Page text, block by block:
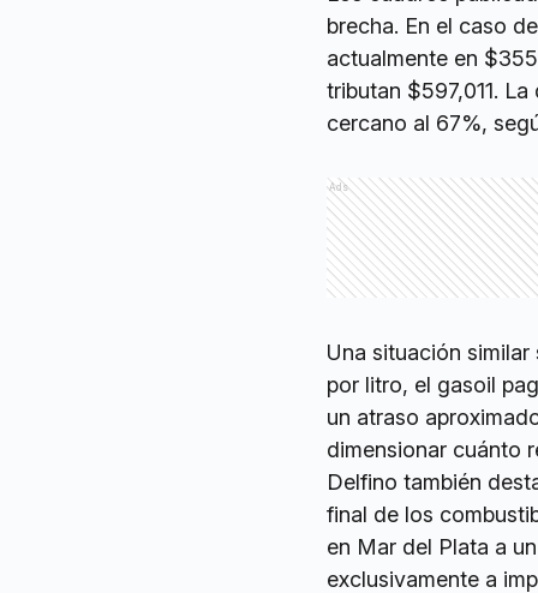
brecha. En el caso
actualmente en
tributan $597,011.
cercano al 67%,
Ads
Una situación
por litro, el gasoil
un atraso
dimensionar cuánto
Delfino también
final de los
en Mar del Plata a
exclusivamente a